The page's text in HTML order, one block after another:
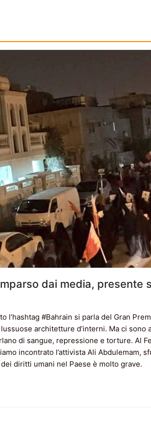
dai media, presente
l’hashtag #Bahrain si parla del Gran
lussuose architetture d’interni. Ma ci
di sangue, repressione e torture. Al
incontrato l’attivista Ali Abdulemam,
diritti umani nel Paese è molto grave.